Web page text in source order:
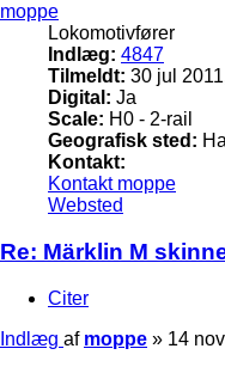
moppe
Lokomotivfører
Indlæg: 4847
Tilmeldt: 30 jul
Digital: Ja
Scale: H0 - 2-rail
Geografisk sted:
Kontakt:
Kontakt moppe
Websted
Re: Märklin M
Citer
Indlæg af moppe » 14